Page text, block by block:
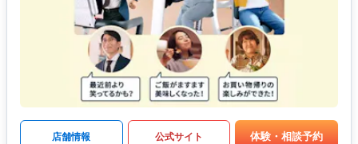
店舗情報 公式サイト 体験・相談予約